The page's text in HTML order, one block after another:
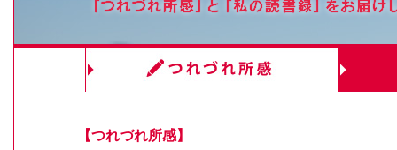
【つれづれ所感】